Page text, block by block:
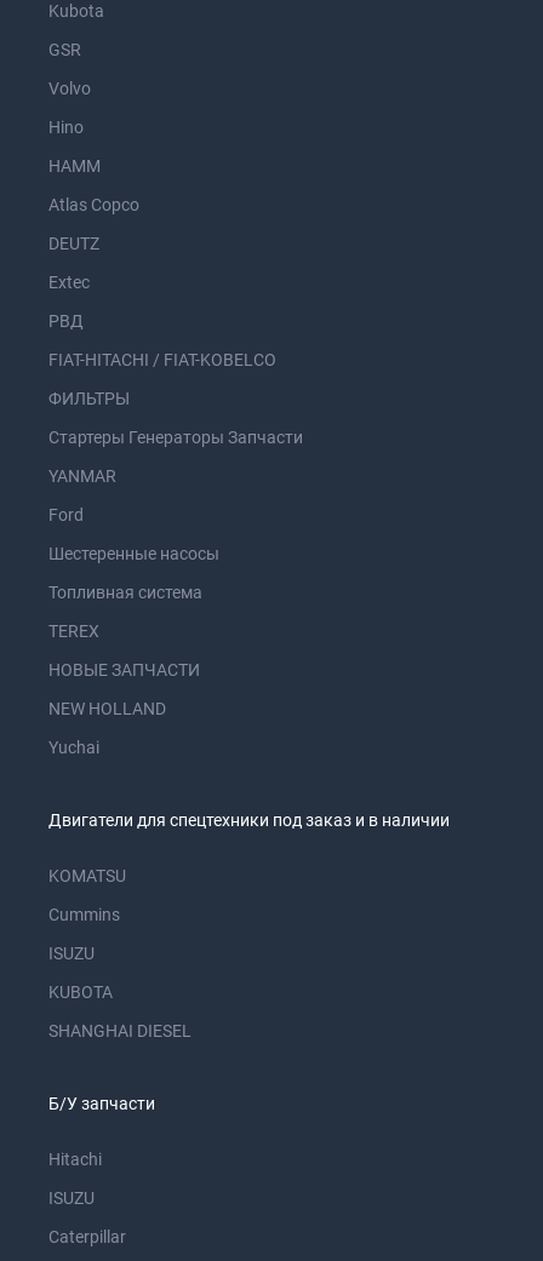
Kubota
GSR
Volvo
Hino
HAMM
Atlas Copco
DEUTZ
Extec
РВД
FIAT-HITACHI / FIAT-KOBELCO
ФИЛЬТРЫ
Стартеры Генераторы Запчасти
YANMAR
Ford
Шестеренные насосы
Топливная система
TEREX
НОВЫЕ ЗАПЧАСТИ
NEW HOLLAND
Yuchai
Двигатели для спецтехники под заказ и в наличии
KOMATSU
Cummins
ISUZU
KUBOTA
SHANGHAI DIESEL
Б/У запчасти
Hitachi
ISUZU
Caterpillar